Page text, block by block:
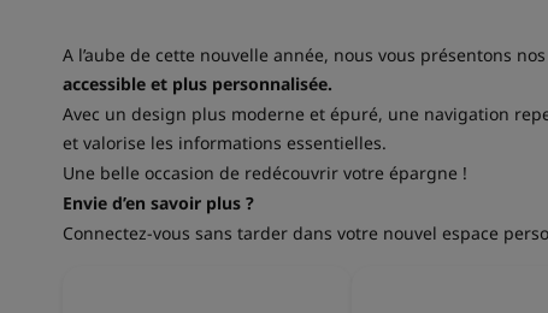
A l’aube de cette nouvelle année, nous vous présentons
accessible et plus personnalisée.
Avec un design plus moderne et épuré, une navigation
et valorise les informations essentielles.
Une belle occasion de redécouvrir votre épargne !
Envie d’en savoir plus ?
Connectez-vous sans tarder dans votre nouvel espace